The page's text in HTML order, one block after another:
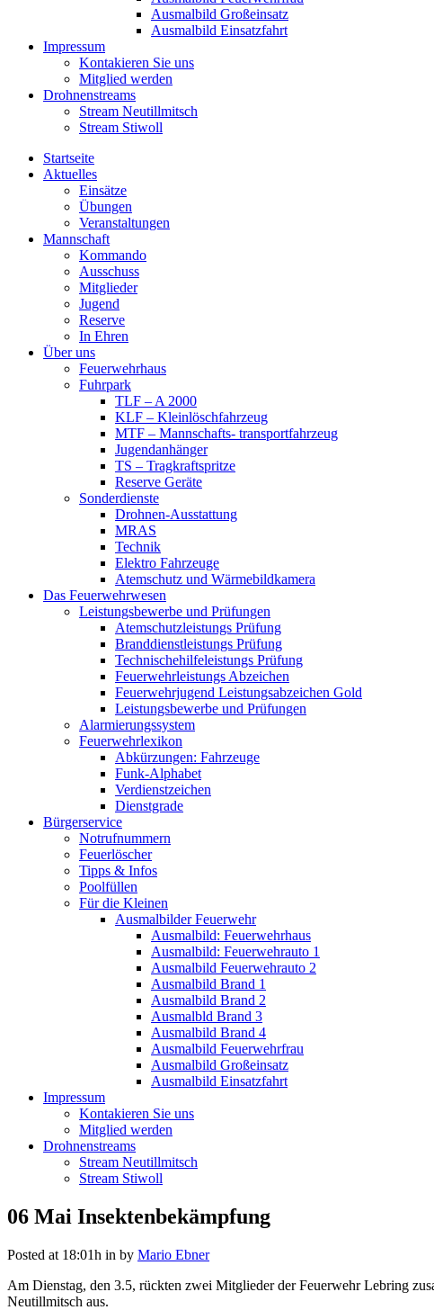
Ausmalbild Großeinsatz
Ausmalbild Einsatzfahrt
Impressum
Kontakieren Sie uns
Mitglied werden
Drohnenstreams
Stream Neutillmitsch
Stream Stiwoll
Startseite
Aktuelles
Einsätze
Übungen
Veranstaltungen
Mannschaft
Kommando
Ausschuss
Mitglieder
Jugend
Reserve
In Ehren
Über uns
Feuerwehrhaus
Fuhrpark
TLF – A 2000
KLF – Kleinlöschfahrzeug
MTF – Mannschafts- transportfahrzeug
Jugendanhänger
TS – Tragkraftspritze
Reserve Geräte
Sonderdienste
Drohnen-Ausstattung
MRAS
Technik
Elektro Fahrzeuge
Atemschutz und Wärmebildkamera
Das Feuerwehrwesen
Leistungsbewerbe und Prüfungen
Atemschutzleistungs Prüfung
Branddienstleistungs Prüfung
Technischehilfeleistungs Prüfung
Feuerwehrleistungs Abzeichen
Feuerwehrjugend Leistungsabzeichen Gold
Leistungsbewerbe und Prüfungen
Alarmierungssystem
Feuerwehrlexikon
Abkürzungen: Fahrzeuge
Funk-Alphabet
Verdienstzeichen
Dienstgrade
Bürgerservice
Notrufnummern
Feuerlöscher
Tipps & Infos
Poolfüllen
Für die Kleinen
Ausmalbilder Feuerwehr
Ausmalbild: Feuerwehrhaus
Ausmalbild: Feuerwehrauto 1
Ausmalbild Feuerwehrauto 2
Ausmalbild Brand 1
Ausmalbild Brand 2
Ausmalbld Brand 3
Ausmalbild Brand 4
Ausmalbild Feuerwehrfrau
Ausmalbild Großeinsatz
Ausmalbild Einsatzfahrt
Impressum
Kontakieren Sie uns
Mitglied werden
Drohnenstreams
Stream Neutillmitsch
Stream Stiwoll
06 Mai Insektenbekämpfung
Posted at 18:01h in by Mario Ebner
Am Dienstag, den 3.5, rückten zwei Mitglieder der Feuerwehr Lebring
Neutillmitsch aus.